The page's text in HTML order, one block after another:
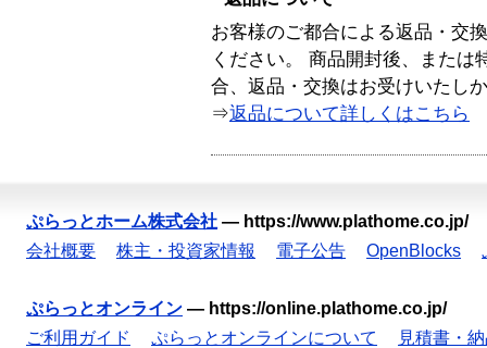
お客様のご都合による返品・交
ください。 商品開封後、または
合、返品・交換はお受けいたし
⇒返品について詳しくはこちら
ぷらっとホーム株式会社 — https://www.plathome.co.jp/
会社概要
株主・投資家情報 電子公告 OpenBlocks
ぷらっとオンライン — https://online.plathome.co.jp/
ご利用ガイド
ぷらっとオンラインについて
見積書・